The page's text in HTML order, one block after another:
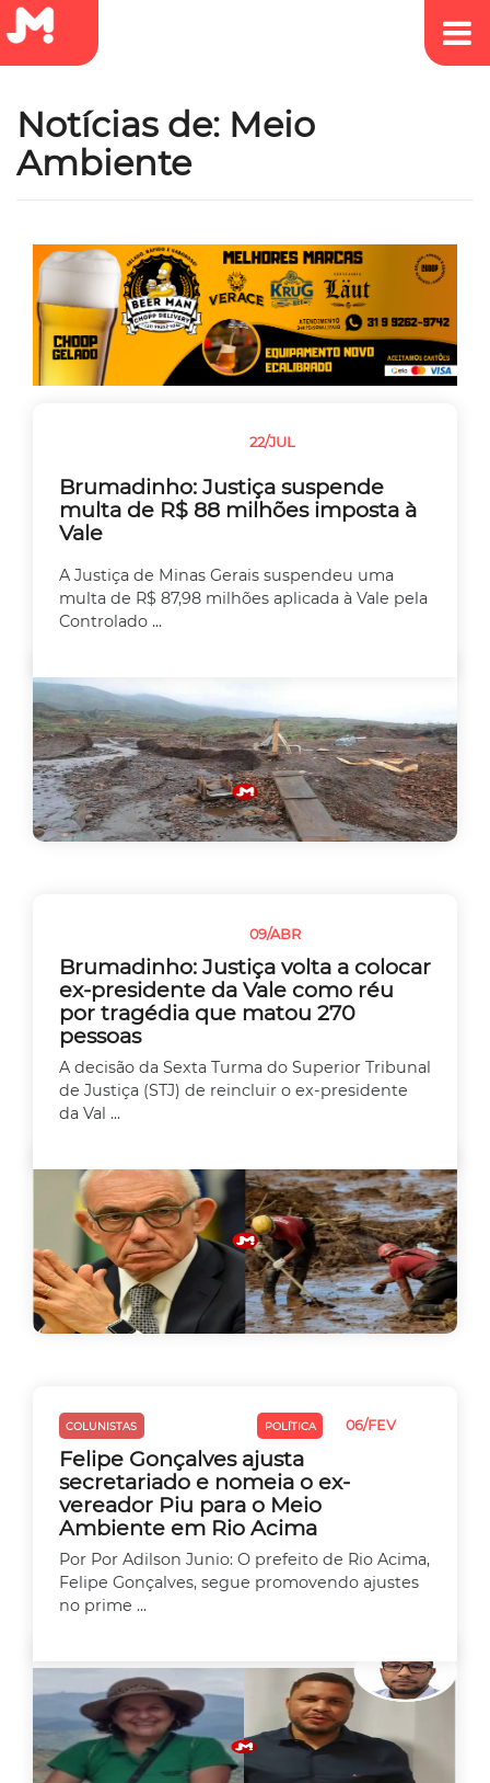
Notícias de: Meio
Ambiente
22/JUL
Brumadinho: Justiça suspende
multa de R$ 88 milhões imposta à
Vale
A Justiça de Minas Gerais suspendeu uma
multa de R$ 87,98 milhões aplicada à Vale pela
Controlado ...
09/ABR
Brumadinho: Justiça volta a colocar
ex-presidente da Vale como réu
por tragédia que matou 270
pessoas
A decisão da Sexta Turma do Superior Tribunal
de Justiça (STJ) de reincluir o ex-presidente
da Val ...
COLUNISTAS POLÍTICA 06/FEV
Felipe Gonçalves ajusta
secretariado e nomeia o ex-
vereador Piu para o Meio
Ambiente em Rio Acima
Por Por Adilson Junio: O prefeito de Rio Acima,
Felipe Gonçalves, segue promovendo ajustes
no prime ...